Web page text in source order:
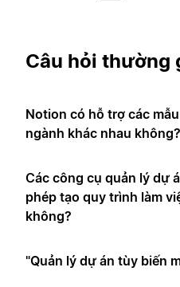
Câu hỏi thường
Notion có hỗ trợ các
ngành khác nhau không?
Các công cụ quản lý dự
phép tạo quy trình làm
không?
"Quản lý dự án tùy biến